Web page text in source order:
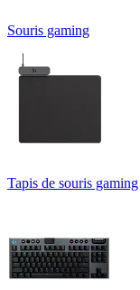
Souris gaming
Tapis de souris gaming